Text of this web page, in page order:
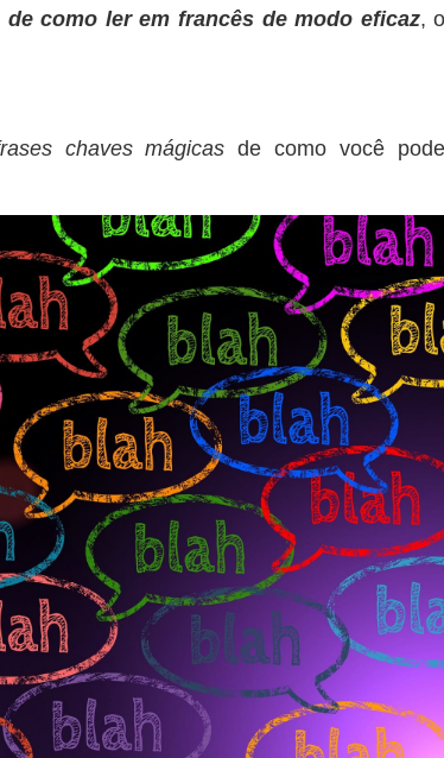
de como ler em francês de modo eficaz, o
chaves mágicas de como você pode